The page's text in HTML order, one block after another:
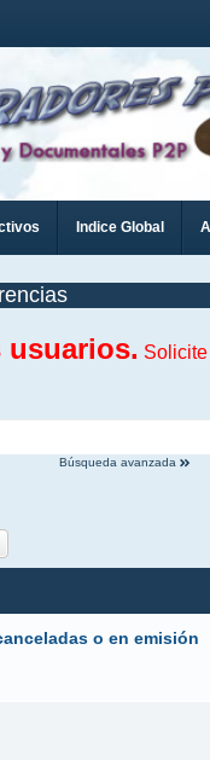
Indice Global
usuarios.
Búsqueda avanzada
o en emisión